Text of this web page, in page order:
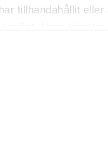
tillhandahållit eller